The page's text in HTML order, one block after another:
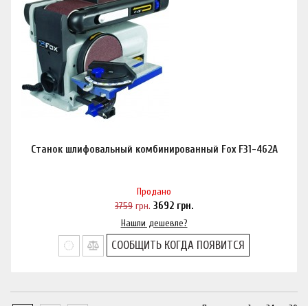
Станок шлифовальный комбинированный Fox F31-462A
Продано
3759 грн. 3692 грн.
Нашли дешевле?
СООБЩИТЬ КОГДА ПОЯВИТСЯ